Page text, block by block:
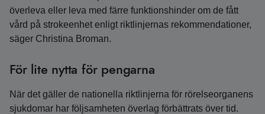
överleva eller leva med färre funktionshinder om de fått
vård på strokeenhet enligt riktlinjernas rekommendationer,
säger Christina Broman.
För lite nytta för pengarna
När det gäller de nationella riktlinjerna för rörelseorganens
sjukdomar har följsamheten överlag förbättrats över tid.